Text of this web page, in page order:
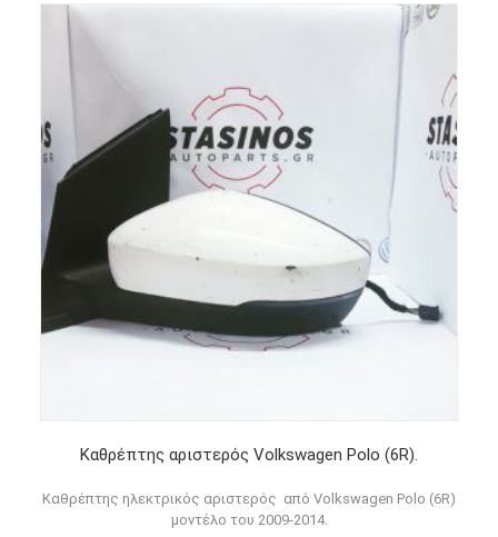
Καθρέπτης αριστερός Volkswagen Polo (6R).
Καθρέπτης ηλεκτρικός αριστερός από Volkswagen Polo (6R)
μοντέλο του 2009-2014.